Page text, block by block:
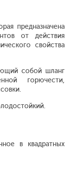
предназначена
от действия
свойства
собой шланг
горючести,
в квадратных